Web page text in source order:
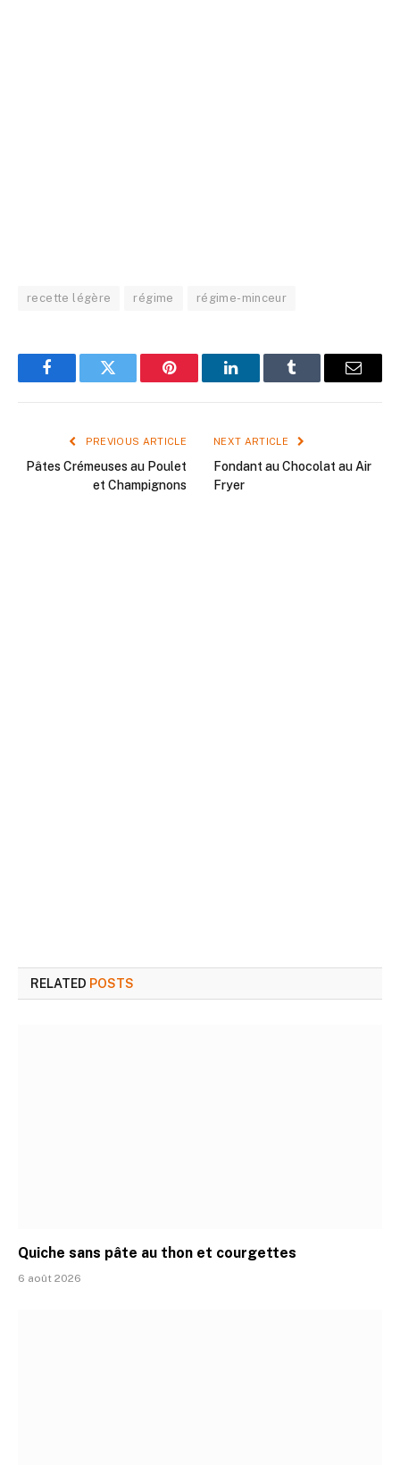
recette légère régime régime-minceur
FacebookTwitter Pinterest LinkedInTumblr Email
PREVIOUS ARTICLE
Pâtes Crémeuses au Poulet
et Champignons
NEXT ARTICLE
Fondant au Chocolat au Air
Fryer
RELATED POSTS
Quiche sans pâte au thon et courgettes
6 août 2026